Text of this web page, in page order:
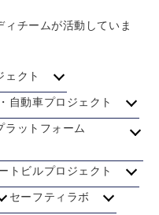
チームが活動していま
ェクト
自動車プロジェクト
ラットフォーム
トビルプロジェクト
セーフティラボ